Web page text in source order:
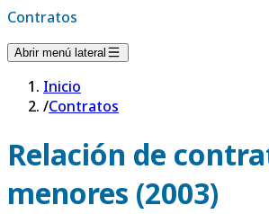
Contratos
Abrir menú lateral
Inicio
/Contratos
Relación de
menores (2003)